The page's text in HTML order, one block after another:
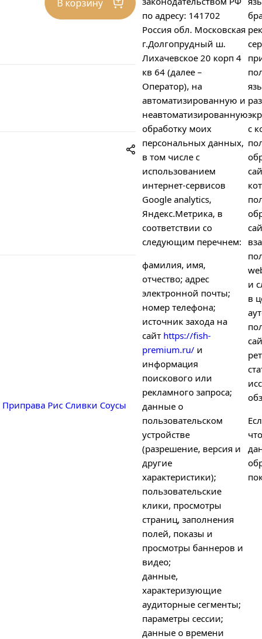
В корзину
Приправа Рис Сливки Соусы
по адресу: 141702
Россия обл. Московская
г.Долгопрудный ш.
Лихачевское 20 корп 4
кв 64 (далее –
Оператор), на
автоматизированную и
неавтоматизированную
обработку моих
персональных данных,
в том числе с
использованием
интернет-сервисов
Google analytics,
Яндекс.Метрика, в
соответствии со
следующим перечнем:
фамилия, имя,
отчество; адрес
электронной почты;
номер телефона;
источник захода на
сайт https://fish-
premium.ru/ и
информация
поискового или
рекламного запроса;
данные о
пользовательском
устройстве
(разрешение, версия и
другие
характеристики);
пользовательские
клики, просмотры
страниц, заполнения
полей, показы и
просмотры баннеров и
видео;
данные,
характеризующие
аудиторные сегменты;
параметры сессии;
данные о времени
с
и
в